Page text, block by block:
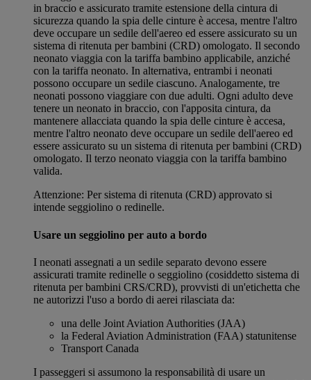
in braccio e assicurato tramite estensione della cintura di
sicurezza quando la spia delle cinture è accesa, mentre l'altro
deve occupare un sedile dell'aereo ed essere assicurato su un
sistema di ritenuta per bambini (CRD) omologato. Il secondo
neonato viaggia con la tariffa bambino applicabile, anziché
con la tariffa neonato. In alternativa, entrambi i neonati
possono occupare un sedile ciascuno. Analogamente, tre
neonati possono viaggiare con due adulti. Ogni adulto deve
tenere un neonato in braccio, con l'apposita cintura, da
mantenere allacciata quando la spia delle cinture è accesa,
mentre l'altro neonato deve occupare un sedile dell'aereo ed
essere assicurato su un sistema di ritenuta per bambini (CRD)
omologato. Il terzo neonato viaggia con la tariffa bambino
valida.
Attenzione: Per sistema di ritenuta (CRD) approvato si
intende seggiolino o redinelle.
Usare un seggiolino per auto a bordo
I neonati assegnati a un sedile separato devono essere
assicurati tramite redinelle o seggiolino (cosiddetto sistema di
ritenuta per bambini CRS/CRD), provvisti di un'etichetta che
ne autorizzi l'uso a bordo di aerei rilasciata da:
una delle Joint Aviation Authorities (JAA)
la Federal Aviation Administration (FAA) statunitense
Transport Canada
I passeggeri si assumono la responsabilità di usare un